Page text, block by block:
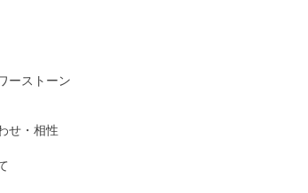
ーストーン
せ・相性